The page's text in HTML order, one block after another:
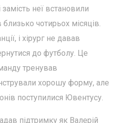
неї встановили
чотирьох місяців.
і хірург не давав
до футболу. Це
тренував
хорошу форму, але
поступилися Ювентусу.
підтримку як Валерій